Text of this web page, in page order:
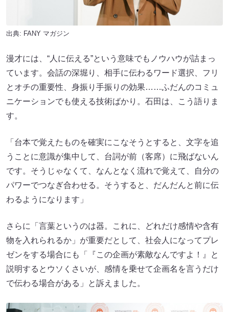
出典: FANY マガジン
漫才には、“人に伝える”という意味でもノウハウが詰まっ
ています。会話の深堀り、相手に伝わるワード選択、フリ
とオチの重要性、身振り手振りの効果……ふだんのコミュ
ニケーションでも使える技術ばかり。石田は、こう語りま
す。
「台本で覚えたものを確実にこなそうとすると、文字を追
うことに意識が集中して、台詞が前（客席）に飛ばないん
です。そうじゃなくて、なんとなく流れで覚えて、自分の
パワーでつなぎ合わせる。そうすると、だんだんと前に伝
わるようになります」
さらに「言葉というのは器。これに、どれだけ感情や含有
物を入れられるか」が重要だとして、社会人になってプレ
ゼンをする場合にも「『この企画が素敵なんですよ！』と
説明するとウソくさいが、感情を乗せて企画名を言うだけ
で伝わる場合がある」と訴えました。